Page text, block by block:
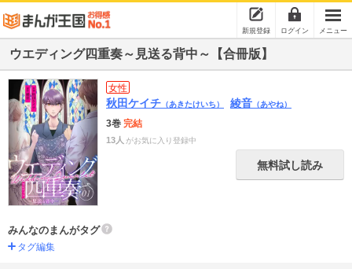
新規登録 ログイン メニュー
ウエディング四重奏～見送る背中～【合冊版】
女性
秋田ケイチ （あきたけいち） 綾音 （あやね）
3巻 完結
13人 がお気に入り登録中
無料試し読み
みんなのまんがタグ
タグ編集